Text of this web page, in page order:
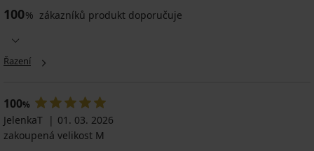
100% zákazníků produkt doporučuje
Řazení
100%
JelenkaT
01. 03. 2026
zakoupená velikost M